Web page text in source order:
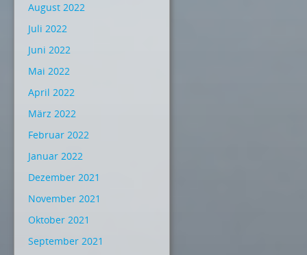
August 2022
Juli 2022
Juni 2022
Mai 2022
April 2022
März 2022
Februar 2022
Januar 2022
Dezember 2021
November 2021
Oktober 2021
September 2021